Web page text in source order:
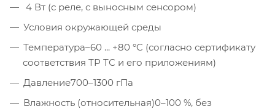
4 Вт (с реле, с выносным сенсором)
Условия окружающей среды
Температура–60 ... +80 °C (согласно сертификату
соответствия ТР ТС и его приложениям)
Давление700–1300 гПа
Влажность (относительная)0–100 %, без